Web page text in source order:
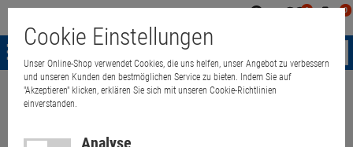
0 0
Menü
Weiter einkaufen
Cookie Einstellungen
Unser Online-Shop verwendet Cookies, die uns helfen, unser Angebot zu verbessern
und unseren Kunden den bestmöglichen Service zu bieten. Indem Sie auf
"Akzeptieren" klicken, erklären Sie sich mit unseren Cookie-Richtlinien
einverstanden.
Analyse